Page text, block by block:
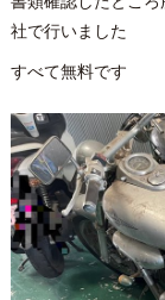
社で行いました
すべて無料です